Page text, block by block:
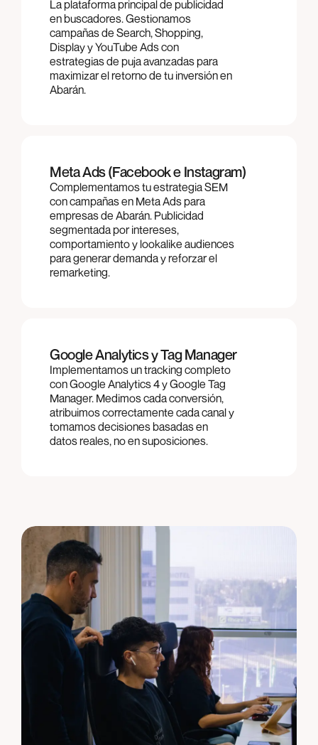
La plataforma principal de publicidad
en buscadores. Gestionamos
campañas de Search, Shopping,
Display y YouTube Ads con
estrategias de puja avanzadas para
maximizar el retorno de tu inversión en
Abarán.
Meta Ads (Facebook e Instagram)
Complementamos tu estrategia SEM
con campañas en Meta Ads para
empresas de Abarán. Publicidad
segmentada por intereses,
comportamiento y lookalike audiences
para generar demanda y reforzar el
remarketing.
Google Analytics y Tag Manager
Implementamos un tracking completo
con Google Analytics 4 y Google Tag
Manager. Medimos cada conversión,
atribuimos correctamente cada canal y
tomamos decisiones basadas en
datos reales, no en suposiciones.